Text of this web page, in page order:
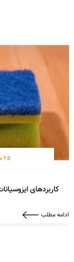
25 مرداد 1402
کاربردهای
ادامه مطلب